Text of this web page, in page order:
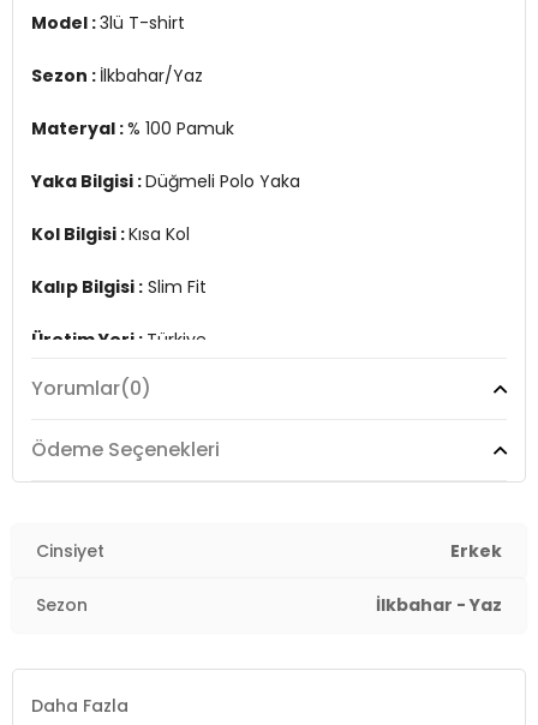
Model :3lü T-shirt
Sezon : İlkbahar/Yaz
Materyal :% 100 Pamuk
Yaka Bilgisi :Düğmeli Polo Yaka
Kol Bilgisi :Kısa Kol
Kalıp Bilgisi : Slim Fit
Üretim Yeri : Türkiye
Yorumlar(0)
Ödeme Seçenekleri
Cinsiyet Erkek
Sezon İlkbahar - Yaz
Daha Fazla